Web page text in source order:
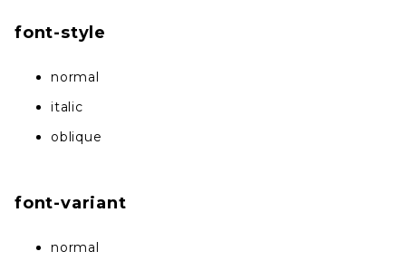
font-style
normal
italic
oblique
font-variant
normal